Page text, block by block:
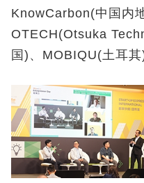
KnowCarbon(中国内
OTECH(Otsuka
国)、MOBIQU(土耳